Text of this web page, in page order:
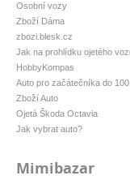
Osobní vozy
Zboží Dáma
zbozi.blesk.cz
Jak na prohlídku ojetého
HobbyKompas
Auto pro začátečníka do
Zboží Auto
Ojetá Škoda Octavia
Jak vybrat auto?
Mimibazar